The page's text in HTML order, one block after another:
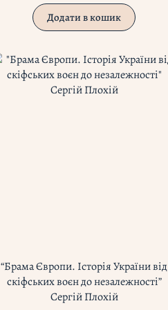
Додати в кошик
“Брама Європи. Історія України від
скіфських воєн до незалежності”
Сергій Плохій